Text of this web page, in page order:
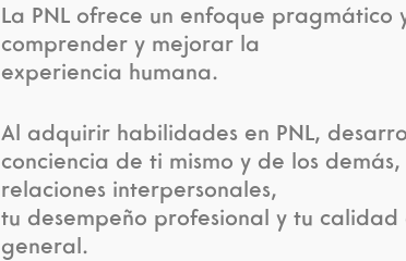
La PNL ofrece un enfoque pragmático
comprender y mejorar la
experiencia humana.
Al adquirir habilidades en PNL,
conciencia de ti mismo y de los
relaciones interpersonales,
tu desempeño profesional y tu calidad
general.